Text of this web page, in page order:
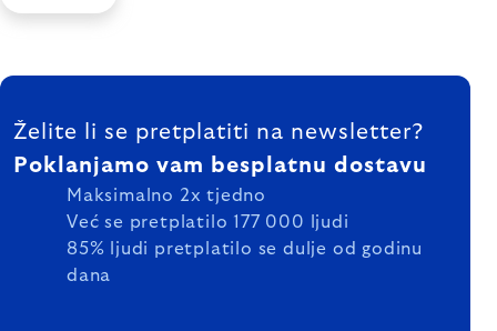
FOOTER
Želite li se pretplatiti na newsletter?
Poklanjamo vam besplatnu dostavu
Maksimalno 2x tjedno
Već se pretplatilo 177 000 ljudi
85% ljudi pretplatilo se dulje od godinu
dana